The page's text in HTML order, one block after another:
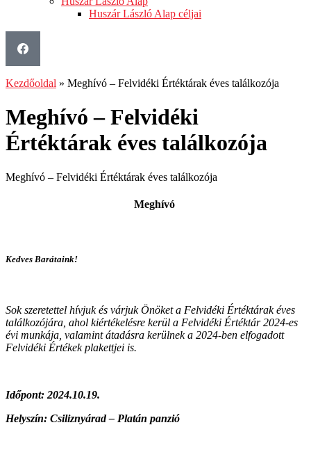
Huszár László Alap céljai
Kezdőoldal » Meghívó – Felvidéki Értéktárak éves találkozója
Meghívó – Felvidéki
Értéktárak éves találkozója
Meghívó – Felvidéki Értéktárak éves találkozója
Meghívó
Kedves Barátaink!
Sok szeretettel hívjuk és várjuk Önöket a Felvidéki Értéktárak éves
találkozójára, ahol kiértékelésre kerül a Felvidéki Értéktár 2024-es
évi munkája, valamint átadásra kerülnek a 2024-ben elfogadott
Felvidéki Értékek plakettjei is.
Időpont: 2024.10.19.
Helyszín: Csiliznyárad – Platán panzió